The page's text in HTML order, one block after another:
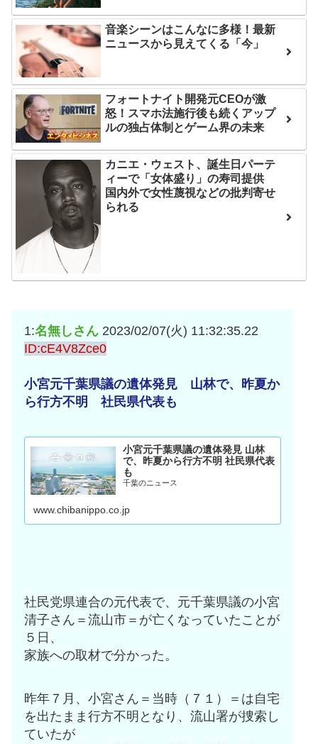
はチキン」
七ツ森りり ご令嬢と召使
いの禁断の恋…1日だけ許さ
れた夫婦としての時間をひ
たすら愛し合う。
Powered by livedoor 相
互RSS
に世界が衝撃
【第7話予告】水10ドラ
ンディなクリスマスイヴ
2/25(水)
36歳の彼女と結婚したい
から信じられない言葉が飛
び出した… 他
音楽シーンはこんなに多様！最新
ニュースから見えてくる「今」
フォートナイト開発元CEOが激
怒！スマホ法施行後も続くアップ
ルの独占体制とゲーム界の未来
カニエ・ウェスト、誕生日パーテ
ィーで「女体盛り」の寿司提供
国内外で女性蔑視などの批判寄せ
られる
1:名無しさん 2023/02/07(火) 11:32:35.22
ID:cE4V8Zce0
小宮元千葉県議の遺体発見 山林で、昨夏か
ら行方不明 社民県代表も
小宮元千葉県議の遺体発見 山林
で、昨夏から行方不明 社民県代表
も
千葉のニュース
www.chibanippo.co.jp
社民党県連合の元代表で、元千葉県議の小宮
清子さん＝流山市＝が亡くなっていたことが
５日、
家族への取材で分かった。
昨年７月、小宮さん＝当時（７１）＝は自宅
を出たまま行方不明となり、流山署が捜索し
ていたが